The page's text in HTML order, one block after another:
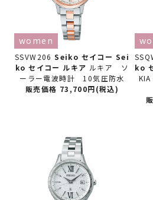
SSVW206 Seiko セイコー Sei
ko セイコー ルキア ルキア ソ
ーラー電波時計 10気圧防水
women
販売価格 73,700円(税込)
ko